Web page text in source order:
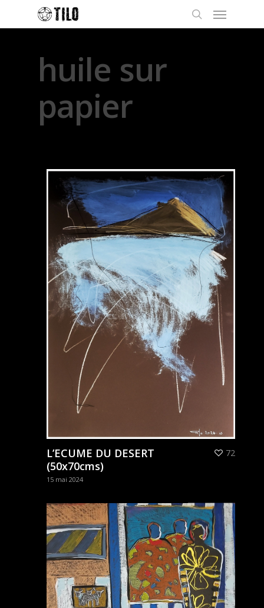
huile sur
papier
L’ECUME DU DESERT
(50x70cms)
15 mai 2024
72